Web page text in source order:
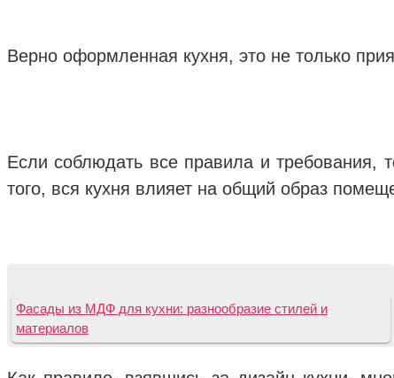
Верно оформленная кухня, это не только
Если соблюдать все правила и требования,
того, вся кухня влияет на общий образ
Фасады из МДФ для кухни: разнообразие стилей и
материалов